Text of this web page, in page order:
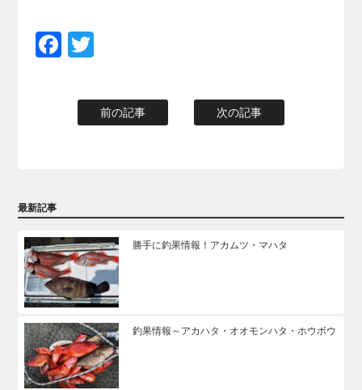
Facebook
前の記事 次の記事
最新記事
勝手に釣果情報！アカムツ・マハタ
釣果情報～アカハタ・オオモンハタ・ホウボウ